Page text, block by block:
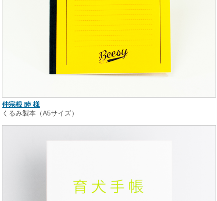
仲宗根 睦 様
くるみ製本（A5サイズ）